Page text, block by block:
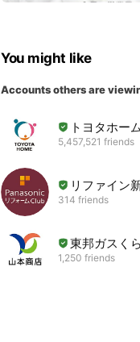
You might like
Accounts others are
トヨタホー
5,457,521 friends
リファイン
314 friends
東邦ガスく
1,250 friends